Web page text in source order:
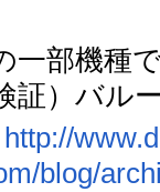
一部機種
証）バル
http://
blog/